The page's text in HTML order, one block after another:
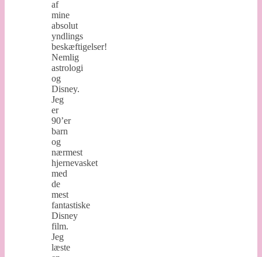
af
mine
absolut
yndlings
beskæftigelser!
Nemlig
astrologi
og
Disney.
Jeg
er
90’er
barn
og
nærmest
hjernevasket
med
de
mest
fantastiske
Disney
film.
Jeg
læste